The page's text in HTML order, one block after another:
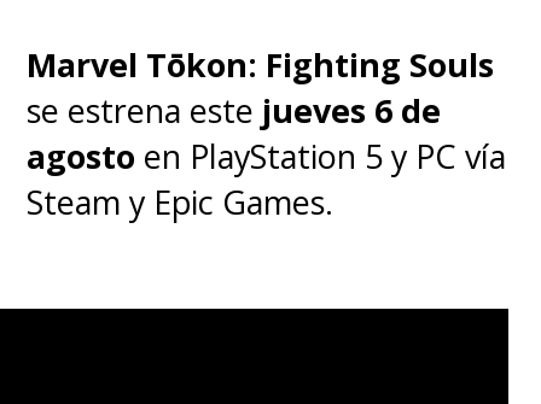
Marvel Tōkon: Fighting Souls
se estrena este jueves 6 de
agosto en PlayStation 5 y PC vía
Steam y Epic Games.